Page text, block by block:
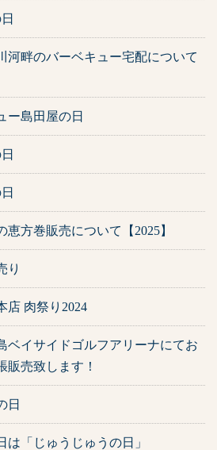
河畔のバーベキュー宅配について
ー島田屋の日
恵方巻販売について【2025】
り
店 肉祭り2024
ベイサイドゴルフアリーナにてお
販売致します！
日
は「じゅうじゅうの日」